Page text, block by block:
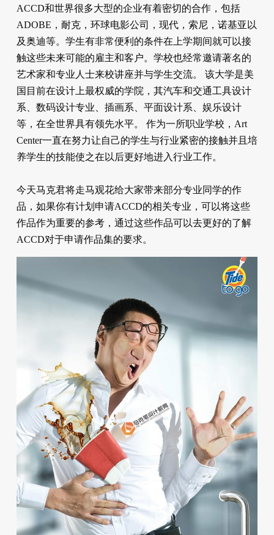
ACCD和世界很多大型的企业有着密切的合作，包括
ADOBE，耐克，环球电影公司，现代，索尼，诺基亚以
及奥迪等。学生有非常便利的条件在上学期间就可以接
触这些未来可能的雇主和客户。学校也经常邀请著名的
艺术家和专业人士来校讲座并与学生交流。 该大学是美
国目前在设计上最权威的学院，其汽车和交通工具设计
系、数码设计专业、插画系、平面设计系、娱乐设计
等，在全世界具有领先水平。 作为一所职业学校，Art
Center一直在努力让自己的学生与行业紧密的接触并且培
养学生的技能使之在以后更好地进入行业工作。
今天马克君将走马观花给大家带来部分专业同学的作
品，如果你有计划申请ACCD的相关专业，可以将这些
作品作为重要的参考，通过这些作品可以去更好的了解
ACCD对于申请作品集的要求。